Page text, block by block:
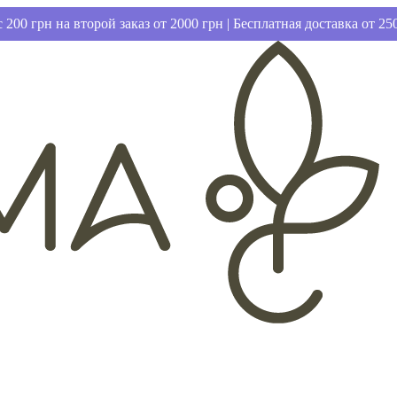
200 грн на второй заказ от 2000 грн | Бесплатная доставка от